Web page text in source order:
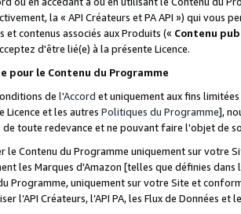
la « API Créateurs et PA API ») qui vous
contenus associés aux Produits (« Contenu
d'être lié(e) à la présente Licence.
pour le Contenu du Programme
de l'Accord et uniquement aux fins
Licence et les autres Politiques du Programme],
de toute redevance et ne pouvant faire l'objet de
le Contenu du Programme uniquement sur votre
les Marques d'Amazon [telles que définies dans
Programme, uniquement sur votre Site et
l’API Créateurs, l’API PA, les Flux de Données